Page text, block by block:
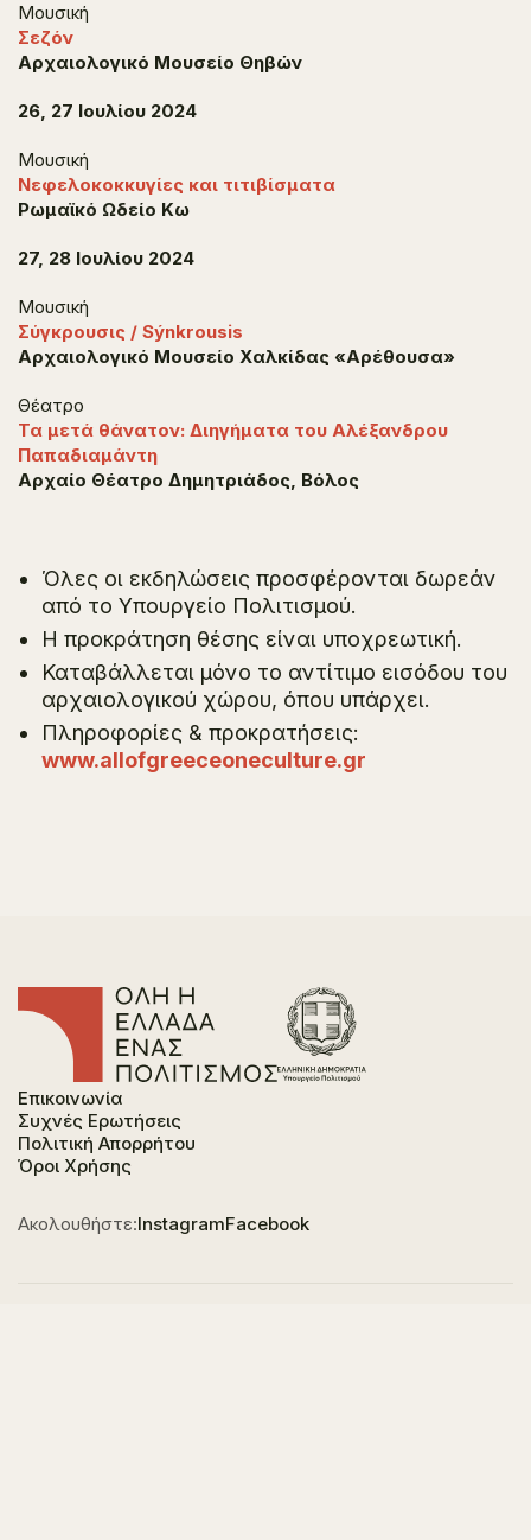
Μουσική
Σεζόν
Αρχαιολογικό Μουσείο Θηβών
26, 27 Ιουλίου 2024
Μουσική
Νεφελοκοκκυγίες και τιτιβίσματα
Ρωμαϊκό Ωδείο Κω
27, 28 Ιουλίου 2024
Μουσική
Σύγκρουσις / Sýnkrousis
Αρχαιολογικό Μουσείο Χαλκίδας «Αρέθουσα»
Θέατρο
Τα μετά θάνατον: Διηγήματα του Αλέξανδρου
Παπαδιαμάντη
Αρχαίο Θέατρο Δημητριάδος, Βόλος
Όλες οι εκδηλώσεις προσφέρονται δωρεάν
από το Υπουργείο Πολιτισμού.
H προκράτηση θέσης είναι υποχρεωτική.
Καταβάλλεται μόνο το αντίτιμο εισόδου του
αρχαιολογικού χώρου, όπου υπάρχει.
Πληροφορίες & προκρατήσεις:
www.allofgreeceoneculture.gr
Επικοινωνία
Συχνές Ερωτήσεις
Πολιτική Απορρήτου
Όροι Χρήσης
Ακολουθήστε:InstagramFacebook